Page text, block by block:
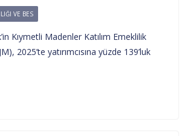
VE BES
Kıymetli Madenler Katılım Emeklilik
2025’te yatırımcısına yüzde 139’luk